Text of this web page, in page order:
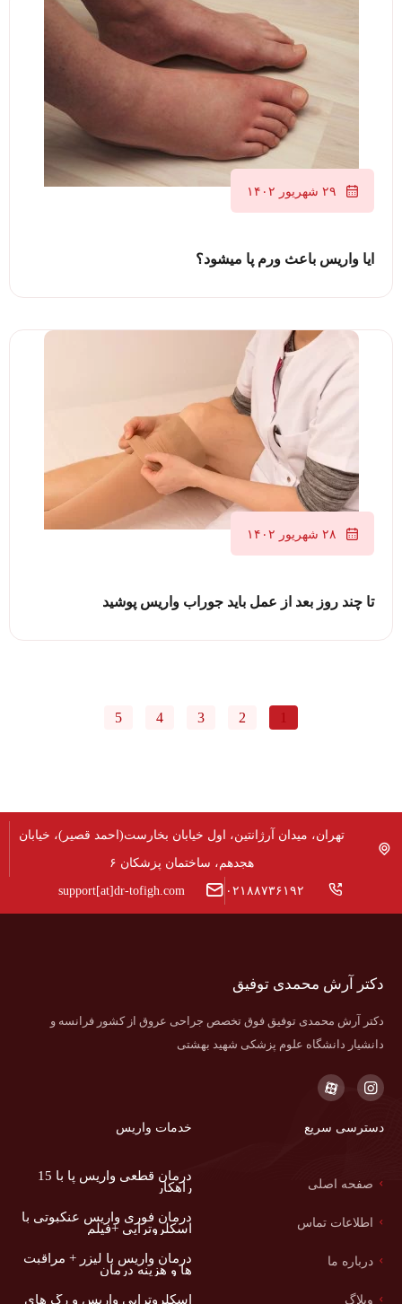
۲۹ شهریور ۱۴۰۲
ایا واریس باعث ورم پا میشود؟
۲۸ شهریور ۱۴۰۲
تا چند روز بعد از عمل باید جوراب واریس پوشید
1
2
3
4
5
تهران، میدان آرژانتین، اول خیابان بخارست(احمد قصیر)، خیابان
هجدهم، ساختمان پزشکان ۶
۰۲۱۸۸۷۳۶۱۹۲ support[at]dr-tofigh.com
دکتر آرش محمدی توفیق
دکتر آرش محمدی توفیق فوق تخصص جراحی عروق از کشور فرانسه و
دانشیار دانشگاه علوم پزشکی شهید بهشتی
دسترسی سریع
صفحه اصلی
اطلاعات تماس
درباره ما
وبلاگ
خدمات واریس
درمان قطعی واریس پا با 15
راهکار
درمان فوری واریس عنکبوتی با
اسکلروتراپی +فیلم
درمان واریس با لیزر + مراقبت
ها و هزینه درمان
اسکلروتراپی واریس و رگ های